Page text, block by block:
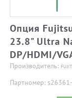
Опция
23.8" Ultra
DP/HDMI/
Производитель:
Партномер: